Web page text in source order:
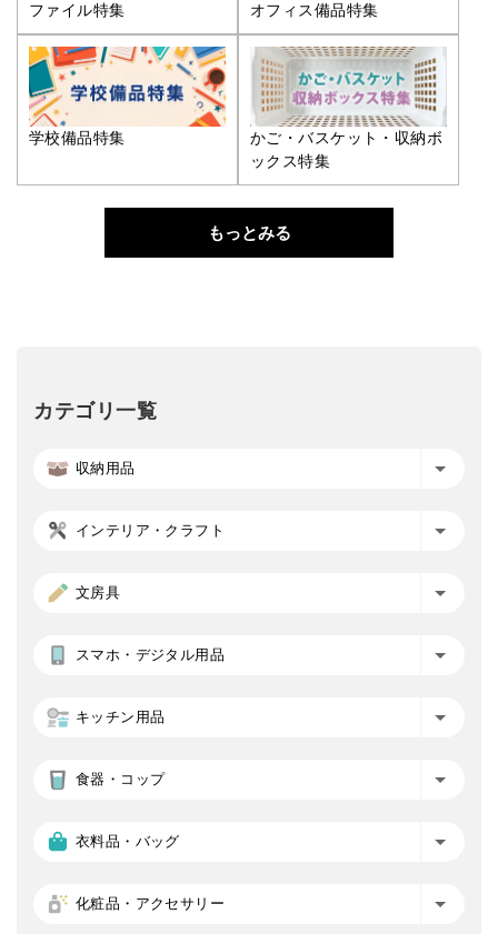
ファイル特集 オフィス備品特集
学校備品特集
かご・バスケット・収納ボ
ックス特集
もっとみる
カテゴリ一覧
収納用品
インテリア・クラフト
文房具
スマホ・デジタル用品
キッチン用品
食器・コップ
衣料品・バッグ
化粧品・アクセサリー